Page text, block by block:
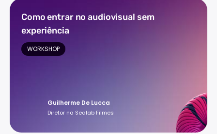
WORKSHOP
Como entrar no audiovisual sem
experiência
Guilherme De Lucca
Diretor na Sealab Filmes